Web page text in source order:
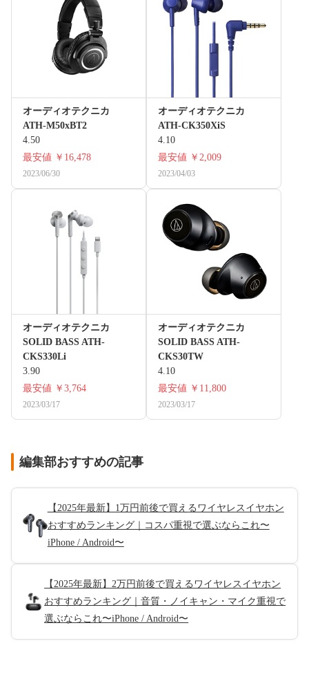
オーディオテクニカ
ATH-M50xBT2
4.50
最安値 ￥16,478
2023/06/30
オーディオテクニカ
ATH-CK350XiS
4.10
最安値 ￥2,009
2023/04/03
オーディオテクニカ
SOLID BASS ATH-
CKS330Li
3.90
最安値 ￥3,764
2023/03/17
オーディオテクニカ
SOLID BASS ATH-
CKS30TW
4.10
最安値 ￥11,800
2023/03/17
編集部おすすめの記事
【2025年最新】1万円前後で買えるワイヤレスイヤホン
おすすめランキング｜コスパ重視で選ぶならこれ〜
iPhone / Android〜
【2025年最新】2万円前後で買えるワイヤレスイヤホン
おすすめランキング｜音質・ノイキャン・マイク重視で
選ぶならこれ〜iPhone / Android〜